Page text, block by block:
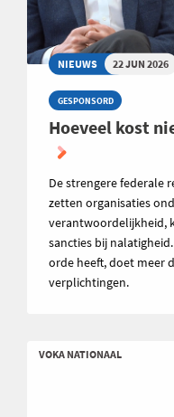
NIEUWS 22 JUN 2026
GESPONSORD
Hoeveel kost
De strengere federale
zetten organisaties
verantwoordelijkheid,
sancties bij
orde heeft, doet meer
verplichtingen.
VOKA NATIONAAL